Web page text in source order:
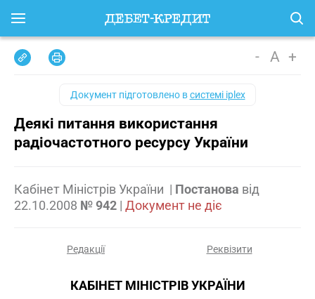
- A +
Документ підготовлено всистемі iplex
Деякі питання використання
радіочастотного ресурсу України
Кабінет Міністрів України | Постанова від
22.10.2008 № 942 | Документ не діє
Редакції Реквізити
КАБІНЕТ МІНІСТРІВ УКРАЇНИ